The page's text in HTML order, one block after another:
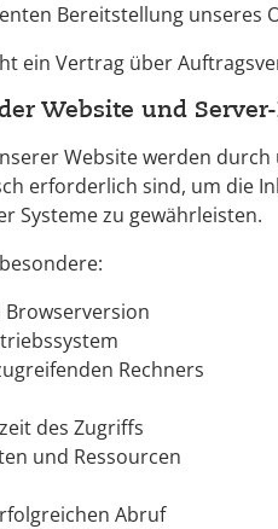
Bereitstellung unseres
ein Vertrag über
Website und
Website werden
erforderlich sind, um die
Systeme zu gewährleisten.
Rechners
des Zugriffs
und Ressourcen
Abruf